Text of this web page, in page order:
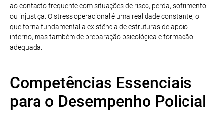
ao contacto frequente com situações de risco, perda, sofrimento
ou injustiça. O stress operacional é uma realidade constante, o
que torna fundamental a existência de estruturas de apoio
interno, mas também de preparação psicológica e formação
adequada.
Competências Essenciais
para o Desempenho Policial